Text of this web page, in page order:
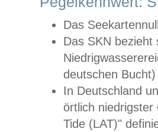
Das
Das SKN
deutschen
In Deutschland
örtlich
Tide (LAT)"